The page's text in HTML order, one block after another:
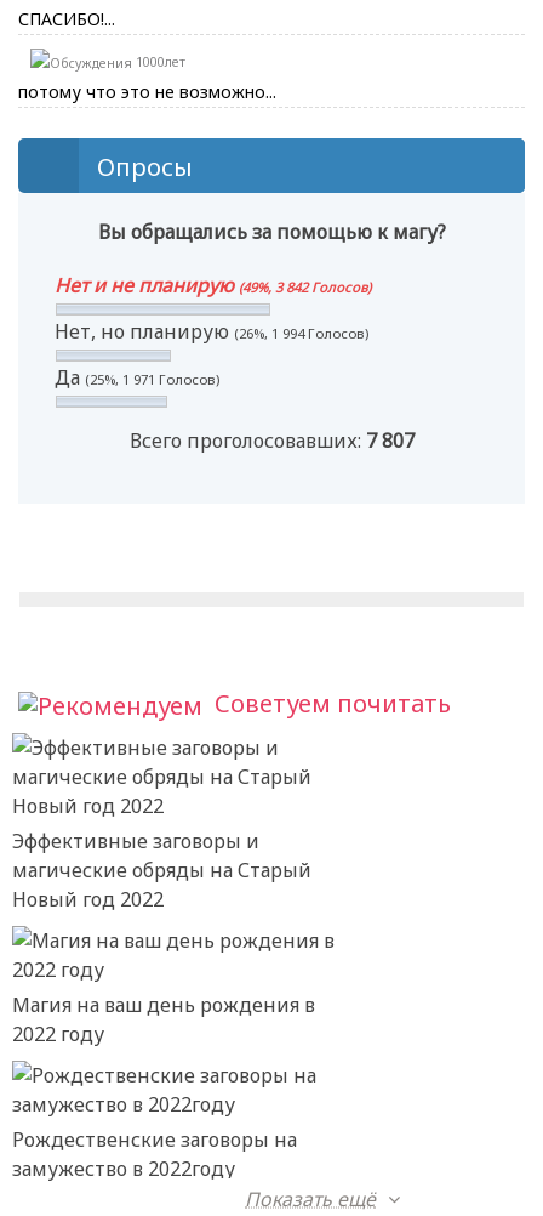
СПАСИБО!...
1000лет
потому что это не возможно...
Опросы
Вы обращались за помощью к магу?
Нет и не планирую (49%, 3 842 Голосов)
Нет, но планирую (26%, 1 994 Голосов)
Да (25%, 1 971 Голосов)
Всего проголосовавших: 7 807
Советуем почитать
Эффективные заговоры и
магические обряды на Старый
Новый год 2022
Магия на ваш день рождения в
2022 году
Рождественские заговоры на
замужество в 2022году
Показать ещё